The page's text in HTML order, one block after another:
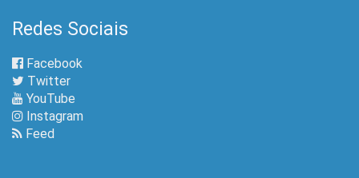
Redes Sociais
Facebook
Twitter
YouTube
Instagram
Feed